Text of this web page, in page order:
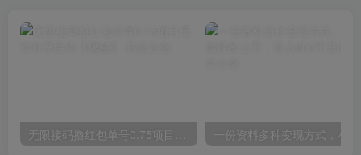
无限接码撸红包单号0.75项目无偿分享给你【揭秘】